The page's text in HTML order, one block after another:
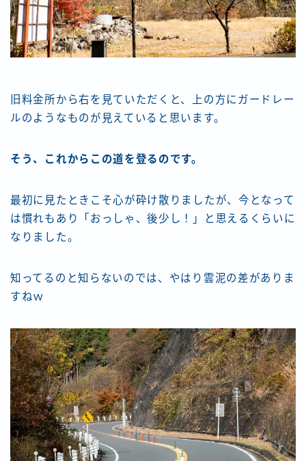
Follow Me
旧料金所から右を見ていただくと、上の方にガードレー
ルのようなものが見えていると思います。
そう、これからこの道を登るのです。
最初に見たときこそ心が砕け散りましたが、今となって
は慣れもあり「おっしゃ、後少し！」と思えるくらいに
なりました。
知ってるのと知らないのでは、やはり雲泥の差がありま
すねｗ